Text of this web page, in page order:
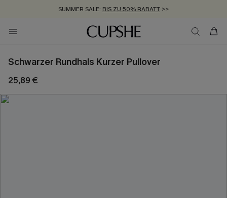
SUMMER SALE: BIS ZU 50% RABATT >>
ZUM NEWSLETTER:BIS ZU -20% EXTRA ERHALTEN
KOSTENLOSER VERSAND AB 89 €
Schwarzer Rundhals Kurzer Pullover
25,89 €